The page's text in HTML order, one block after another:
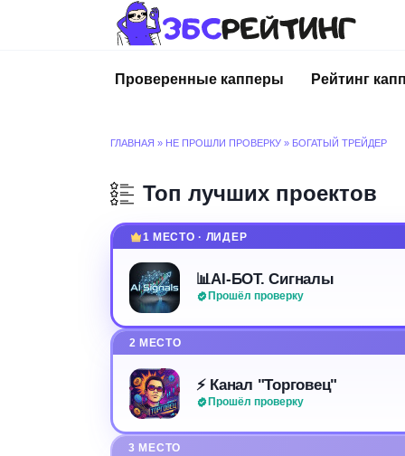
Проверенные капперы
Рейтинг
ГЛАВНАЯ » НЕ ПРОШЛИ ПРОВЕРКУ » БОГАТЫЙ ТРЕЙДЕР
Топ лучших проектов
1 МЕСТО · ЛИДЕР
📊AI-БОТ. Сигналы
Прошёл проверку
2 МЕСТО
⚡️ Канал "Торговец"
Прошёл проверку
3 МЕСТО